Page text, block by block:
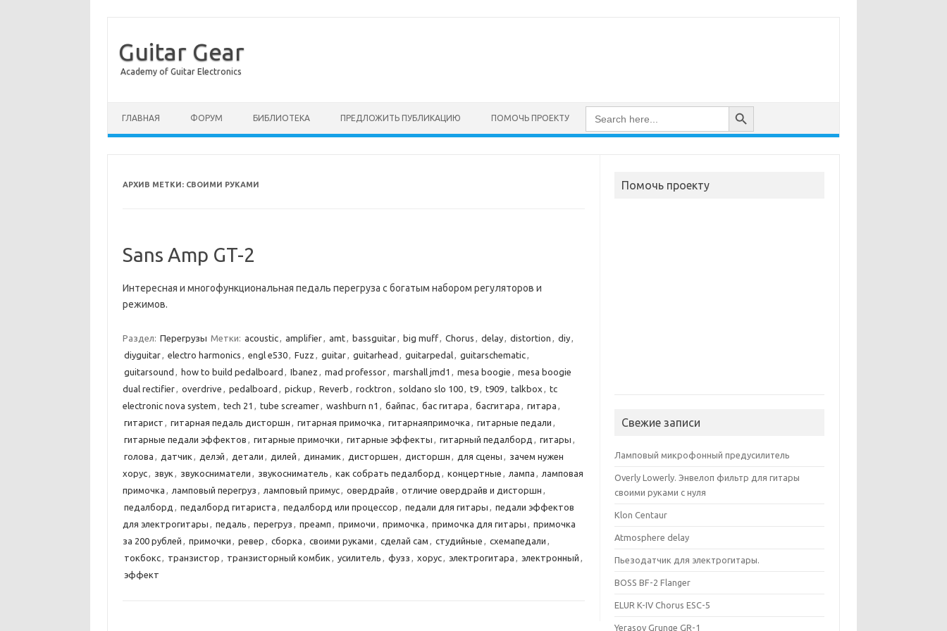
Guitar Gear
Academy of Guitar Electronics
ГЛАВНАЯ ФОРУМ БИБЛИОТЕКА ПРЕДЛОЖИТЬ ПУБЛИКАЦИЮ ПОМОЧЬ ПРОЕКТУ
Search
for:
Search Button
АРХИВ МЕТКИ: СВОИМИ РУКАМИ
Sans Amp GT-2
Интересная и многофункциональная педаль перегруза с богатым набором регуляторов и
режимов.
Раздел: Перегрузы Метки: acoustic, amplifier, amt, bassguitar, big muff, Chorus , delay, distortion , diy,
diyguitar, electro harmonics , engl e530, Fuzz , guitar, guitarhead , guitarpedal, guitarschematic,
guitarsound , how to build pedalboard , Ibanez , mad professor, marshall jmd1 , mesa boogie , mesa boogie
dual rectifier, overdrive , pedalboard , pickup , Reverb , rocktron , soldano slo 100, t9, t909, talkbox , tc
electronic nova system , tech 21 , tube screamer, washburn n1 , байпас, бас гитара , басгитара , гитара ,
гитарист , гитарная педаль дисторшн , гитарная примочка , гитарнаяпримочка , гитарные педали ,
гитарные педали эффектов , гитарные примочки , гитарные эффекты , гитарный педалборд , гитары ,
голова , датчик , делэй , детали , дилей , динамик , дисторшен , дисторшн , для сцены , зачем нужен
хорус, звук , звукосниматели , звукосниматель , как собрать педалборд , концертные , лампа , ламповая
примочка , ламповый перегруз , ламповый примус, овердрайв , отличие овердрайв и дисторшн ,
педалборд , педалборд гитариста , педалборд или процессор , педали для гитары , педали эффектов
для электрогитары , педаль , перегруз , преамп , примочи , примочка , примочка для гитары , примочка
за 200 рублей , примочки , ревер , сборка , своими руками , сделай сам , студийные , схемапедали ,
токбокс, транзистор , транзисторный комбик , усилитель , фузз , хорус, электрогитара , электронный ,
эффект
Помочь проекту
Свежие записи
Ламповый микрофонный предусилитель
Overly Lowerly. Энвелоп фильтр для гитары
своими руками с нуля
Klon Centaur
Atmosphere delay
Пьезодатчик для электрогитары.
BOSS BF-2 Flanger
ELUR K-IV Chorus ESC-5
Yerasov Grunge GR-1